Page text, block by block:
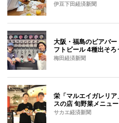
伊豆下田経済新聞
大阪・福島のビアバ
フトビール 4種出そろ
梅田経済新聞
栄「マルエイガレリ
スの店 旬野菜メニュ
サカエ経済新聞